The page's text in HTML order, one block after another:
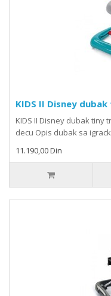
KIDS II Disney
KIDS II Disney dubak tiny
decu Opis dubak sa
11.190,00 Din